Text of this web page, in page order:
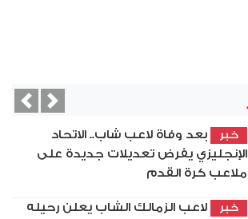
خبر
بعد وفاة لاعب شاب.. الاتحاد
الإنجليزي يفرض تعديلات جديدة على
ملاعب كرة القدم
خبر
لاعب الزمالك الشاب يعلن رحيله
Next